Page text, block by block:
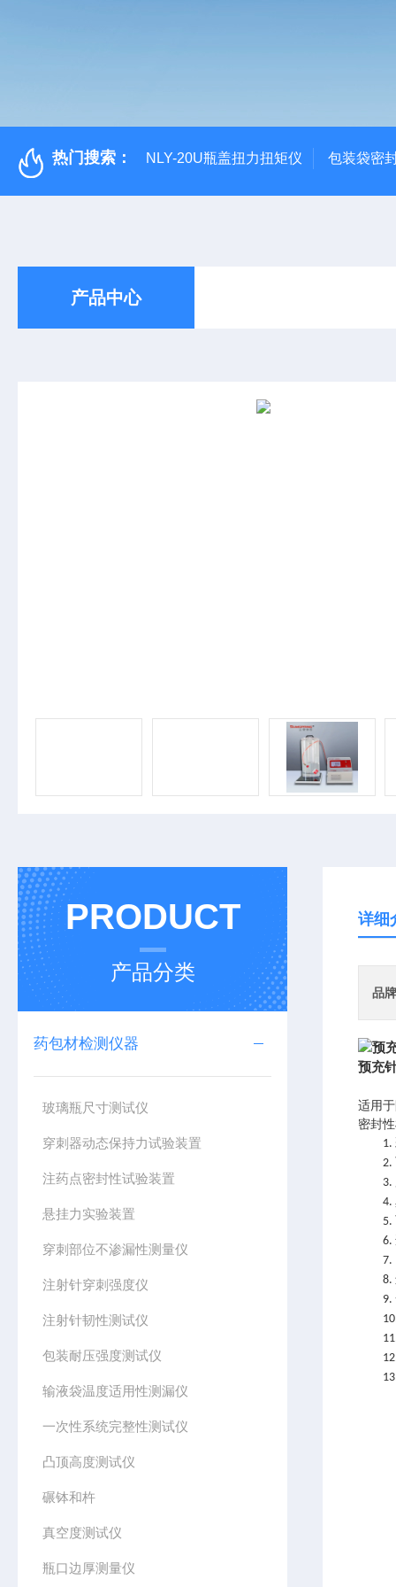
热门搜索： NLY-20U瓶盖扭力扭矩仪 包装袋密
产品中心
PRODUCT
产品分类
药包材检测仪器
玻璃瓶尺寸测试仪
穿刺器动态保持力试验装置
注药点密封性试验装置
悬挂力实验装置
穿刺部位不渗漏性测量仪
注射针穿刺强度仪
注射针韧性测试仪
包装耐压强度测试仪
输液袋温度适用性测漏仪
一次性系统完整性测试仪
凸顶高度测试仪
碾钵和杵
真空度测试仪
瓶口边厚测量仪
详细
品牌
预充
适用
密封
1.
2.
3.
4.
5.
6.
7.
8.
9.